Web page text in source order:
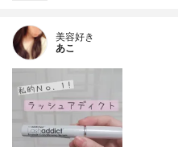
美容好き
あこ